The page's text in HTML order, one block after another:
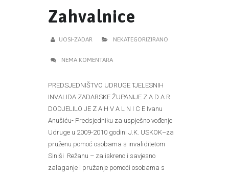
Zahvalnice
UOSI-ZADAR NEKATEGORIZIRANO
NEMA KOMENTARA
PREDSJEDNIŠTVO UDRUGE TJELESNIH
INVALIDA ZADARSKE ŽUPANIJE Z A D A R
DODJELILO JE Z A H V A L N I C E Ivanu
Anušiću- Predsjedniku za uspješno vođenje
Udruge u 2009-2010 godini J.K. USKOK–za
pruženu pomoć osobama s invaliditetom
Siniši Režanu – za iskreno i savjesno
zalaganje i pružanje pomoći osobama s